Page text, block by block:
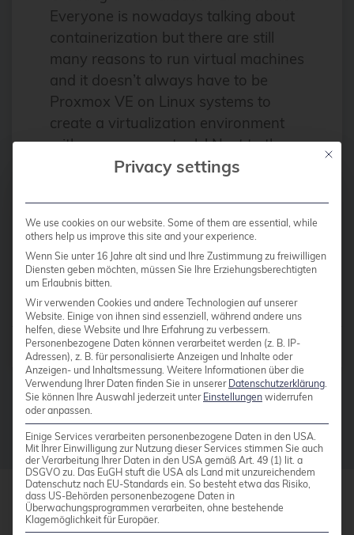
anleitung
Ansible
Ansible Community Proxmox
Ansible Module
Apache
Apache Guacamole
API Integration
AppArmor
arm
Automation
AWS
Azure
backup
Benchmarks
bhyve
bitnami
Buildah
bullseye
busan
Everyone is nowadays talking about
containerization but there are still
many reasons to run virtual machines
and it doesn’t always have to be
Proxmox VE on Linux systems to
create a virtualization environment
with open-source tools! Next to the
well known Proxmox, there are also
it comes […]
Read more
Posts byFlorian Paul Azim Hoberg
credativ GmbH
Mit
Privacy settings
We use cookies on our website. Some of them are essential, while
others help us improve this site and your experience.
Wenn Sie unter 16 Jahre alt sind und Ihre Zustimmung zu freiwilligen
Diensten geben möchten, müssen Sie Ihre Erziehungsberechtigten
um Erlaubnis bitten.
Wir verwenden Cookies und andere Technologien auf unserer
Website. Einige von ihnen sind essenziell, während andere uns
helfen, diese Website und Ihre Erfahrung zu verbessern.
Personenbezogene Daten können verarbeitet werden (z. B. IP-
Adressen), z. B. für personalisierte Anzeigen und Inhalte oder
Anzeigen- und Inhaltsmessung. Weitere Informationen über die
Verwendung Ihrer Daten finden Sie in unserer Datenschutzerklärung.
Sie können Ihre Auswahl jederzeit unter Einstellungen widerrufen
oder anpassen.
Einige Services verarbeiten personenbezogene Daten in den USA.
Mit Ihrer Einwilligung zur Nutzung dieser Services stimmen Sie auch
der Verarbeitung Ihrer Daten in den USA gemäß Art. 49 (1) lit. a
DSGVO zu. Das EuGH stuft die USA als Land mit unzureichendem
Datenschutz nach EU-Standards ein. So besteht etwa das Risiko,
dass US-Behörden personenbezogene Daten in
Überwachungsprogrammen verarbeiten, ohne bestehende
Klagemöglichkeit für Europäer.